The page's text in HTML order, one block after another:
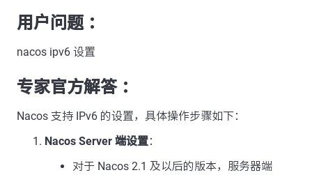
用户问题 ：
nacos ipv6 设置
专家官方解答 ：
Nacos 支持 IPv6 的设置，具体操作步骤如下：
Nacos Server 端设置：
对于 Nacos 2.1 及以后的版本，服务器端